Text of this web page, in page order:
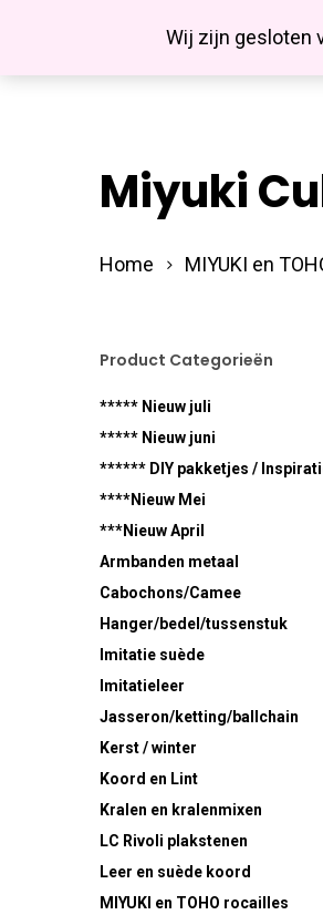
Wij zijn gesloten
Hit enter to search or
Facebook
Miyuki
Home MIYUKI en
Product Categorieën
***** Nieuw juli
***** Nieuw juni
****** DIY pakketjes /
****Nieuw Mei
***Nieuw April
Armbanden metaal
Cabochons/Camee
Hanger/bedel/tussenstuk
Imitatie suède
Imitatieleer
Jasseron/ketting/ballchain
Kerst / winter
Koord en Lint
Kralen en kralenmixen
LC Rivoli plakstenen
Leer en suède koord
MIYUKI en TOHO rocailles